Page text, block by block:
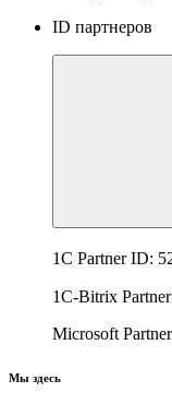
ID партнеров
1C Partner ID:
1C-Bitrix
Microsoft
Мы здесь